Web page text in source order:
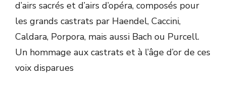
d’airs sacrés et d’airs d’opéra, composés pour
les grands castrats par Haendel, Caccini,
Caldara, Porpora, mais aussi Bach ou Purcell.
Un hommage aux castrats et à l’âge d’or de ces
voix disparues